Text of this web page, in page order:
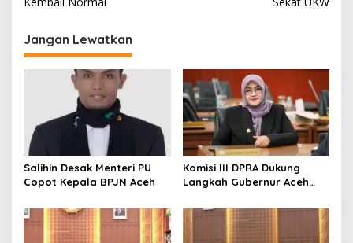
g
a
p
o
s
Jangan Lewatkan
Salihin Desak Menteri PU
Copot Kepala BPJN Aceh
Komisi III DPRA Dukung
Langkah Gubernur Aceh